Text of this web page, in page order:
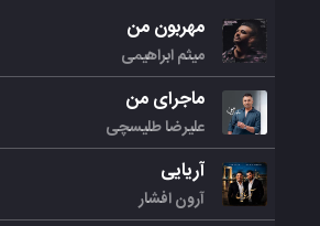
مهربون من
میثم ابراهیمی
ماجرای من
علیرضا طلیسچی
آریایی
آرون افشار